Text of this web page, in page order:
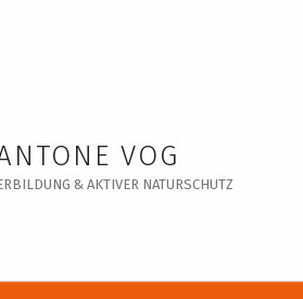
VOG
& AKTIVER NATURSCHUTZ
bei Facebook